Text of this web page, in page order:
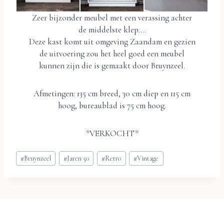
Zeer bijzonder meubel met een verassing achter
de middelste klep….
Deze kast komt uit omgeving Zaandam en gezien
de uitvoering zou het heel goed een meubel
kunnen zijn die is gemaakt door Bruynzeel.
Afmetingen: 135 cm breed, 30 cm diep en 115 cm
hoog, bureaublad is 75 cm hoog.
*VERKOCHT*
Bericht
tags:
#Bruynzeel #Jaren 50 #Retro #Vintage